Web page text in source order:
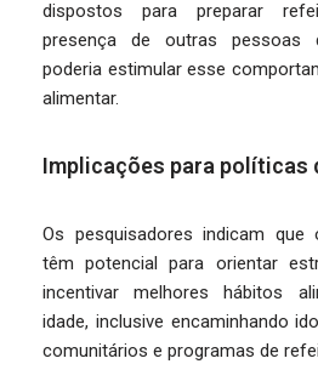
dispostos para preparar
presença de outras pessoas
poderia estimular esse
alimentar.
Implicações para políticas
Os pesquisadores indicam
têm potencial para orientar
incentivar melhores hábitos
idade, inclusive encaminhando
comunitários e programas de